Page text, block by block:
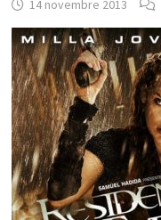
14 novembre 2013